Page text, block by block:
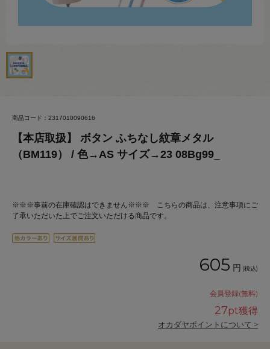
商品コード：2317010090616
【本店取扱】 ボタン ふちなし紋章メタル
（BM119） / 色→AS サイズ→23 08Bg99_
※※※事前の在庫確認はできません※※※ こちらの商品は、注意事項にご
了承いただいた上でご注文いただける商品です。
605 円 (税込)
会員登録(無料)
27pt獲得
オカダヤポイントについて >